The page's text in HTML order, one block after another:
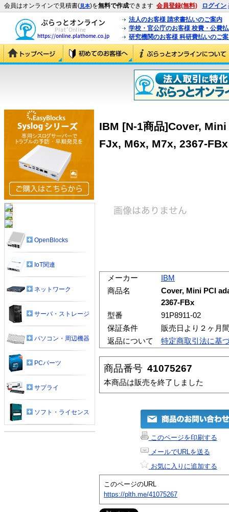
会員はオンラインで見積書(見本)を無料で作成できます 会員登録(無料) ログイン
法人のお客様 請求書払いのご案内
学校・官公庁のお客様 校費・公費
研究機関のお客様 科研費払いのご
IBM [N-1商品]Cover,
FJx, M6x, M7x, 2367-
メーカー
IBM
商品名
Cover, Mini PCI
2367-FBx
型番
91P8911-02
保証条件
販売日より２ヶ月
返品について
特定商取引法に基
商品番号 41075267
本商品は販売を終了しました
このページを印刷する
メールでURLを送る
お気に入りに追加する
このページのURL
https://plth.me/41075267
OpenBlocks
IoT関連
ネットワーク
サーバ・ストレージ
パソコン・周辺機器
PCパーツ
サプライ
ソフト・ライセンス